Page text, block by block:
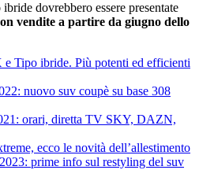
dovrebbero essere presentate
vendite a partire da giugno dello
Tipo ibride. Più potenti ed efficienti
nuovo suv coupè su base 308
orari, diretta TV SKY, DAZN,
ecco le novità dell’allestimento
prime info sul restyling del suv